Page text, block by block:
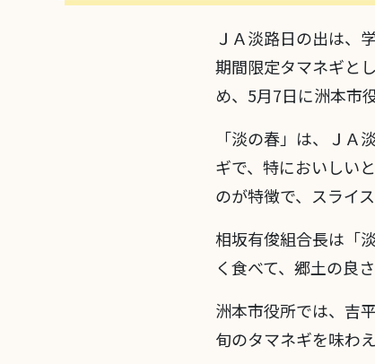
ＪＡ淡路日の出は、
期間限定タマネギと
め、5月7日に洲本市
「淡の春」は、Ｊ
ギで、特においしい
のが特徴で、スライ
相坂有俊組合長は「
く食べて、郷土の良
洲本市役所では、吉
旬のタマネギを味わ